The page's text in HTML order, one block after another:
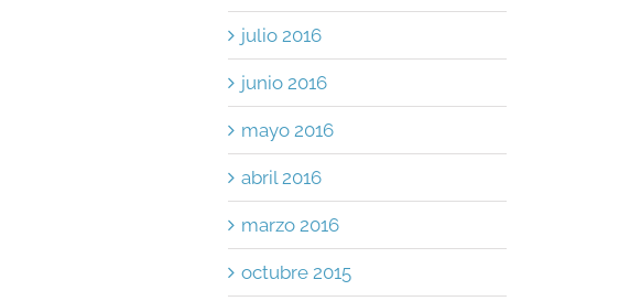
julio 2016
junio 2016
mayo 2016
abril 2016
marzo 2016
octubre 2015